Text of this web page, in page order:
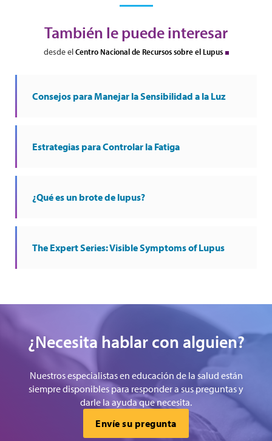
También le puede interesar
desde elCentro Nacional de Recursos sobre el Lupus
Consejos para Manejar la Sensibilidad a la Luz
Estrategias para Controlar la Fatiga
¿Qué es un brote de lupus?
The Expert Series: Visible Symptoms of Lupus
¿Necesita hablar con alguien?
Nuestros especialistas en educación de la salud están
siempre disponibles para responder a sus preguntas y
darle la ayuda que necesita.
Envíe su pregunta